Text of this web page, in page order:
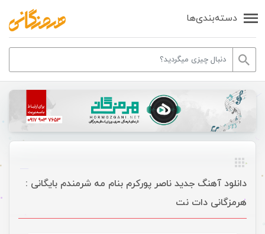
دسته‌بندی‌ها
دانلود آهنگ جدید ناصر پورکرم بنام مه شرمندم بایگانی :
هرمزگانی دات نت